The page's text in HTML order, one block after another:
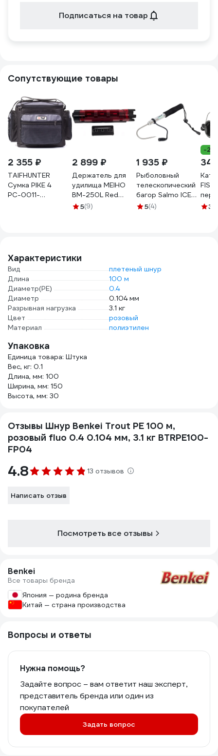
Подписаться на товар
Сопутствующие товары
2 355 ₽
TAIFHUNTER
Сумка PIKE 4
РС-0011-
2 899 ₽
Держатель для
удилища MEIHO
BM-250L Red
Black 50х54х283
5(9)
1 935 ₽
Рыболовный
телескопический
багор Salmo ICE
GAFF 62 ZG-62
5(4)
-
FISHING
3
Характеристики
Вид
плетеный шнур
Длина
100 м
Диаметр(PE)
0.4
Диаметр
0.104 мм
Разрывная нагрузка
3.1 кг
Цвет
розовый
Материал
полиэтилен
Упаковка
Единица товара: Штука
Вес, кг: 0.1
Длина, мм: 100
Ширина, мм: 150
Высота, мм: 30
Отзывы Шнур Benkei Trout PE 100 м,
розовый fluo 0.4 0.104 мм, 3.1 кг BTRPE100-
FP04
4.8 13 отзывов
Написать отзыв
Посмотреть все отзывы
Benkei
Все товары бренда
Япония — родина бренда
Китай — страна производства
Вопросы и ответы
Нужна помощь?
Задайте вопрос – вам ответит наш эксперт,
представитель бренда или один из
покупателей
Задать вопрос